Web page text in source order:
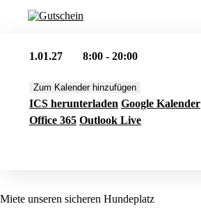
1.01.27 8:00 - 20:00
Zum Kalender hinzufügen
ICS herunterladen Google Kalender
Office 365 Outlook Live
Miete unseren sicheren Hundeplatz